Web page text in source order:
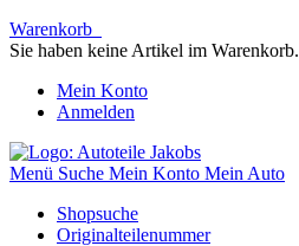
Warenkorb
Sie haben keine Artikel im Warenkorb.
Mein Konto
Anmelden
Menü Suche Mein Konto Mein Auto
Shopsuche
Originalteilenummer